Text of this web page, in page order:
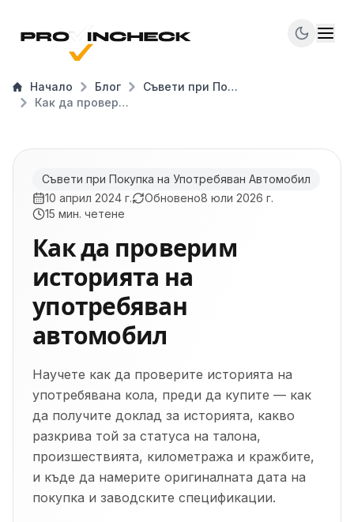
Начало Блог
Съвети при Покупка на Употребяван Автомобил
Как да проверим историята на употребяван автомобил
Съвети при Покупка на Употребяван Автомобил
10 април 2024 г.
Обновено8 юли 2026 г.
15 мин. четене
Как да проверим
историята на
употребяван
автомобил
Научете как да проверите историята на
употребявана кола, преди да купите — как
да получите доклад за историята, какво
разкрива той за статуса на талона,
произшествията, километража и кражбите,
и къде да намерите оригиналната дата на
покупка и заводските спецификации.